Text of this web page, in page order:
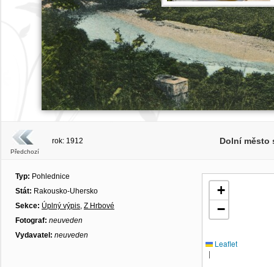
Předchozí
rok: 1912 Dolní město
Typ: Pohlednice
Stát: Rakousko-Uhersko
Sekce: Úplný výpis, Z Hrbové
Fotograf: neuveden
Vydavatel: neuveden
+
−
Leaflet
|